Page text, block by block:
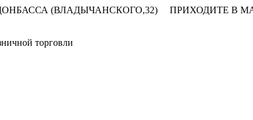
(ВЛАДЫЧАНСКОГО,32) ПРИХОДИТЕ В
торговли